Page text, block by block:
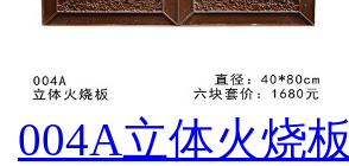
004A立体火烧板